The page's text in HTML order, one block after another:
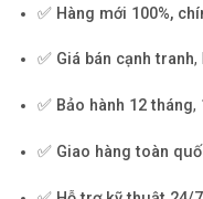
✅ Hàng mới 100%,
✅ Giá bán cạnh tranh,
✅ Bảo hành 12 tháng,
✅ Giao hàng toàn